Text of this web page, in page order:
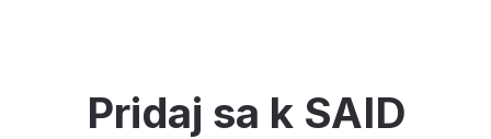
Pridaj sa k SAID